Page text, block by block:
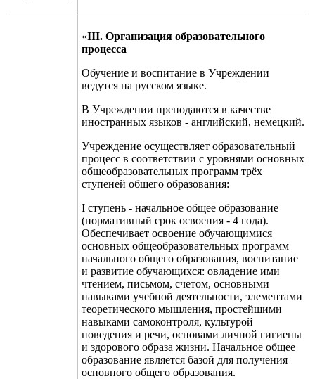
«III. Организация образовательного
процесса
Обучение и воспитание в Учреждении
ведутся на русском языке.
В Учреждении преподаются в качестве
иностранных языков - английский, немецкий.
Учреждение осуществляет образовательный
процесс в соответствии с уровнями основных
общеобразовательных программ трёх
ступеней общего образования:
I ступень - начальное общее образование
(нормативный срок освоения - 4 года).
Обеспечивает освоение обучающимися
основных общеобразовательных программ
начального общего образования, воспитание
и развитие обучающихся: овладение ими
чтением, письмом, счетом, основными
навыками учебной деятельности, элементами
теоретического мышления, простейшими
навыками самоконтроля, культурой
поведения и речи, основами личной гигиены
и здорового образа жизни. Начальное общее
образование является базой для получения
основного общего образования.